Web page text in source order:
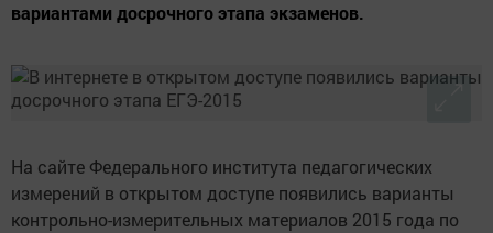
вариантами досрочного этапа экзаменов.
На сайте Федерального института педагогических
измерений в открытом доступе появились варианты
контрольно-измерительных материалов 2015 года по